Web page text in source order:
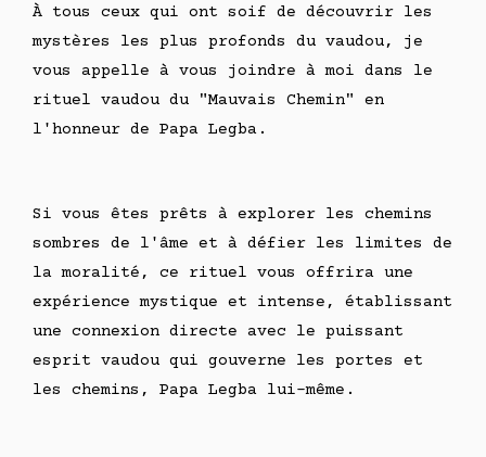
À tous ceux qui ont soif de découvrir les
mystères les plus profonds du vaudou, je
vous appelle à vous joindre à moi dans le
rituel vaudou du "Mauvais Chemin" en
l'honneur de Papa Legba.
Si vous êtes prêts à explorer les chemins
sombres de l'âme et à défier les limites de
la moralité, ce rituel vous offrira une
expérience mystique et intense, établissant
une connexion directe avec le puissant
esprit vaudou qui gouverne les portes et
les chemins, Papa Legba lui-même.